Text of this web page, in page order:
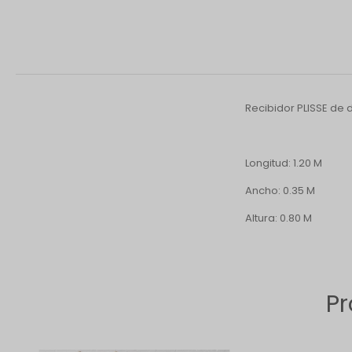
Recibidor PLISSE
Longitud: 1.20 M
Ancho: 0.35 M
Altura: 0.80 M